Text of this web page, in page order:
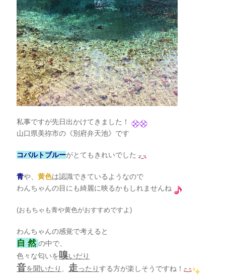
私事ですが先日出かけてきました！
山口県美祢市の《別府弁天池》です
コバルトブルーがとてもきれいでした
青や、 黄色は認識できているようなので
わんちゃんの目にも綺麗に映るかもしれませんね
(おもちゃも青や黄色がおすすめですよ)
わんちゃんの感覚で考えると
自 然 の中で、
色々な匂いを 嗅いだり
音を聞いたり 走ったりする方が楽しそうですね！